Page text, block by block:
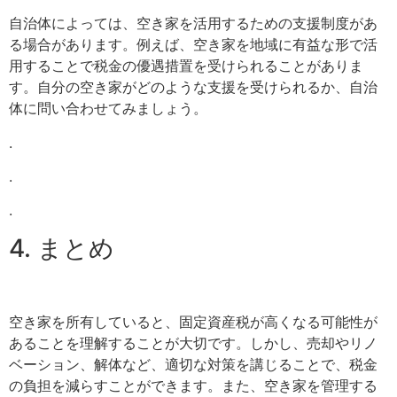
自治体によっては、空き家を活用するための支援制度があ
る場合があります。例えば、空き家を地域に有益な形で活
用することで税金の優遇措置を受けられることがありま
す。自分の空き家がどのような支援を受けられるか、自治
体に問い合わせてみましょう。
.
.
.
4. まとめ
空き家を所有していると、固定資産税が高くなる可能性が
あることを理解することが大切です。しかし、売却やリノ
ベーション、解体など、適切な対策を講じることで、税金
の負担を減らすことができます。また、空き家を管理する